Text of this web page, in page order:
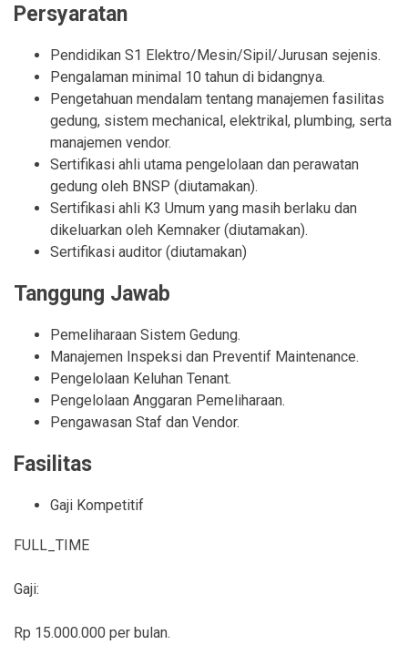
Persyaratan
Pendidikan S1 Elektro/Mesin/Sipil/Jurusan sejenis.
Pengalaman minimal 10 tahun di bidangnya.
Pengetahuan mendalam tentang manajemen fasilitas
gedung, sistem mechanical, elektrikal, plumbing, serta
manajemen vendor.
Sertifikasi ahli utama pengelolaan dan perawatan
gedung oleh BNSP (diutamakan).
Sertifikasi ahli K3 Umum yang masih berlaku dan
dikeluarkan oleh Kemnaker (diutamakan).
Sertifikasi auditor (diutamakan)
Tanggung Jawab
Pemeliharaan Sistem Gedung.
Manajemen Inspeksi dan Preventif Maintenance.
Pengelolaan Keluhan Tenant.
Pengelolaan Anggaran Pemeliharaan.
Pengawasan Staf dan Vendor.
Fasilitas
Gaji Kompetitif
FULL_TIME
Gaji:
Rp 15.000.000 per bulan.